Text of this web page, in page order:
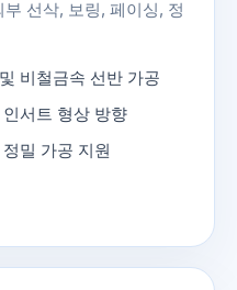
선삭, 보링, 페이싱, 정
비철금속 선반 가공
서트 형상 방향
밀 가공 지원